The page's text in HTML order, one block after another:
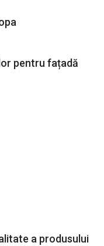
pentru fațadă
a produsului